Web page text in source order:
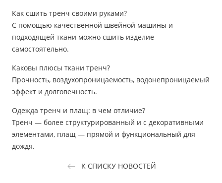
Как сшить тренч своими руками?
С помощью качественной швейной машины и
подходящей ткани можно сшить изделие
самостоятельно.
Каковы плюсы ткани тренч?
Прочность, воздухопроницаемость, водонепроницаемый
эффект и долговечность.
Одежда тренч и плащ: в чем отличие?
Тренч — более структурированный и с декоративными
элементами, плащ — прямой и функциональный для
дождя.
К СПИСКУ НОВОСТЕЙ